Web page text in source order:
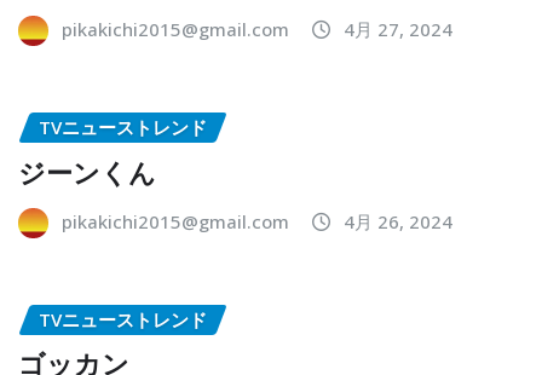
pikakichi2015@gmail.com 4月 27, 2024
TVニューストレンド
ジーンくん
pikakichi2015@gmail.com 4月 26, 2024
TVニューストレンド
ゴッカン